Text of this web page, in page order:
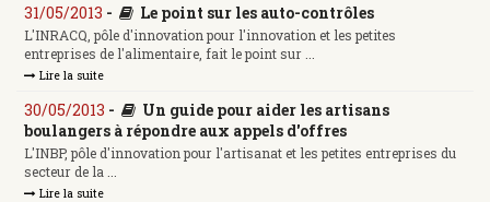
31/05/2013 - Le point sur les auto-contrôles
L'INRACQ, pôle d'innovation pour l'innovation et les petites
entreprises de l'alimentaire, fait le point sur ...
Lire la suite
30/05/2013 -
Un guide pour aider les artisans
boulangers à répondre aux appels d'offres
L'INBP, pôle d'innovation pour l'artisanat et les petites entreprises du
secteur de la ...
Lire la suite